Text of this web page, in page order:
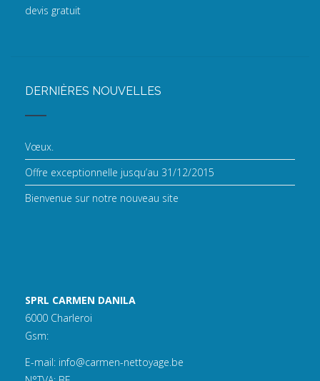
devis gratuit
DERNIÈRES NOUVELLES
Vœux.
Offre exceptionnelle jusqu’au 31/12/2015
Bienvenue sur notre nouveau site
SPRL CARMEN DANILA
6000 Charleroi
Gsm:
E-mail: info@carmen-nettoyage.be